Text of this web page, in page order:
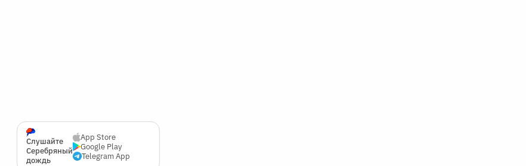
Слушайте
Серебряный
дождь
App Store
Google Play
Telegram App